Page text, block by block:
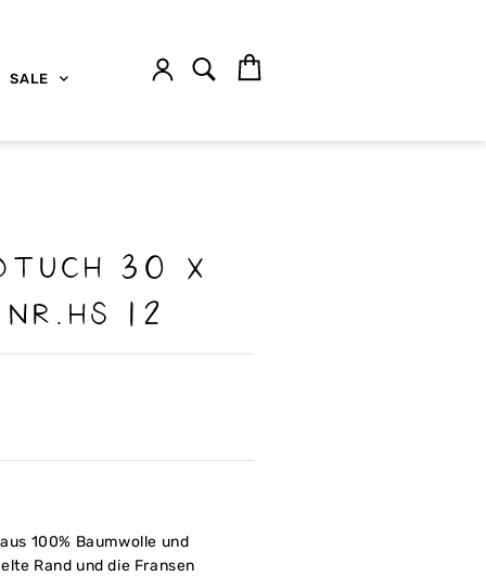
SALE
30 x
12
100% Baumwolle und
Rand und die Fransen